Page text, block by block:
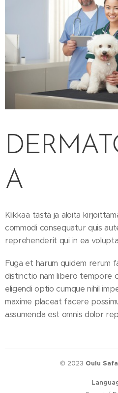
A
Klikkaa tästä ja aloita
commodi consequatur quis
reprehenderit qui in ea
Fuga et harum quidem rerum
distinctio nam libero tempore
eligendi optio cumque nihil
maxime placeat facere
assumenda est omnis dolor
© 2023 Oulu